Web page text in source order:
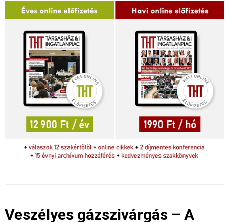
Veszélyes gázszivárgás – A